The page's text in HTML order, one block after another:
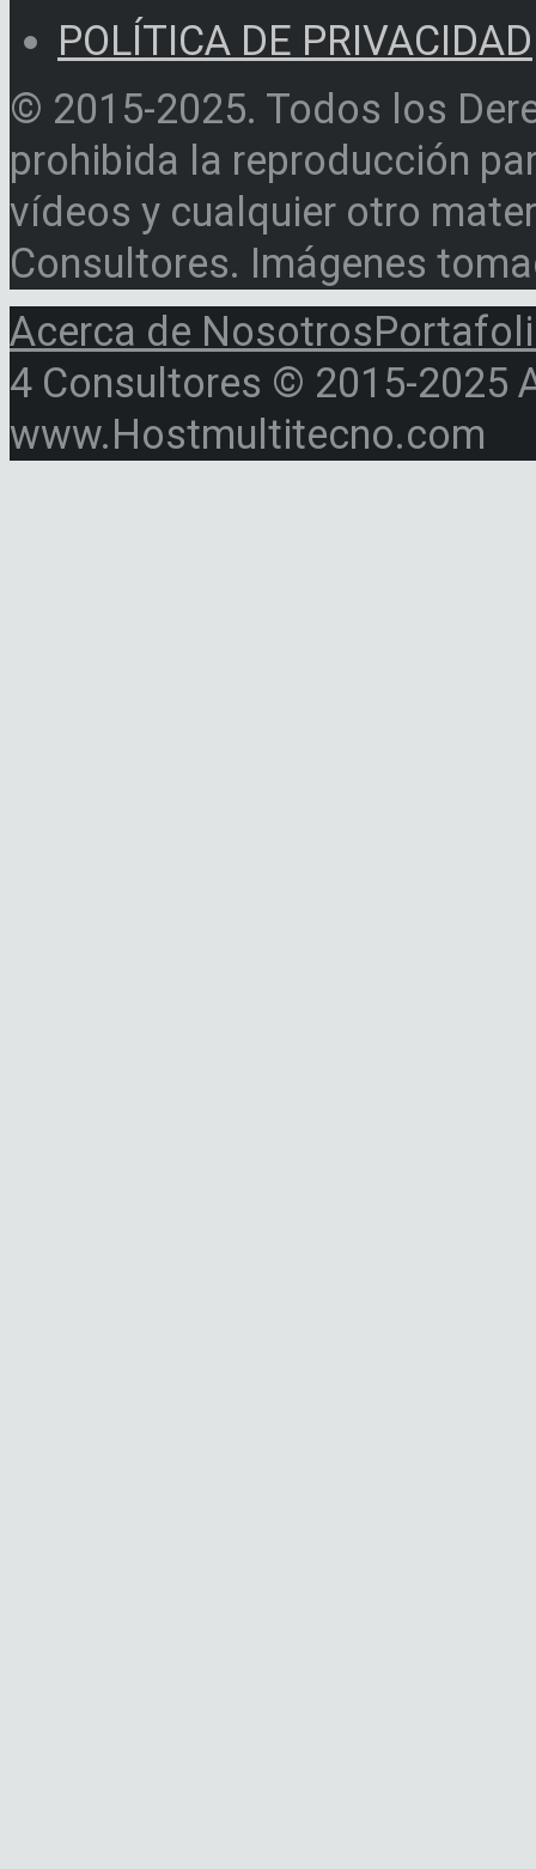
POLÍTICA DE PRIVACIDAD
© 2015-2025. Todos los
prohibida la reproducción
vídeos y cualquier otro
Consultores. Imágenes
Acerca de Nosotros
4 Consultores © 2015-2025
www.Hostmultitecno.com